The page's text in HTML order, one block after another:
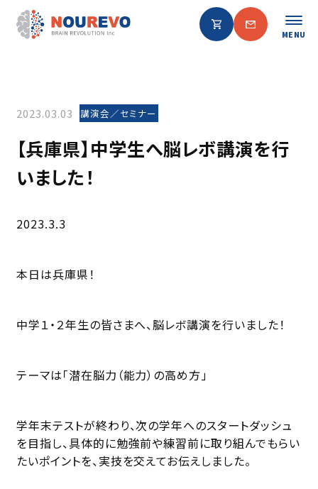
MENU
2023.03.03 講演会／セミナー
【兵庫県】中学生へ脳レボ講演を行
いました！
2023.3.3
本日は兵庫県！
中学１・２年生の皆さまへ、脳レボ講演を行いました！
テーマは「潜在脳力（能力）の高め方」
学年末テストが終わり、次の学年へのスタートダッシュ
を目指し、具体的に勉強前や練習前に取り組んでもらい
たいポイントを、実技を交えてお伝えしました。